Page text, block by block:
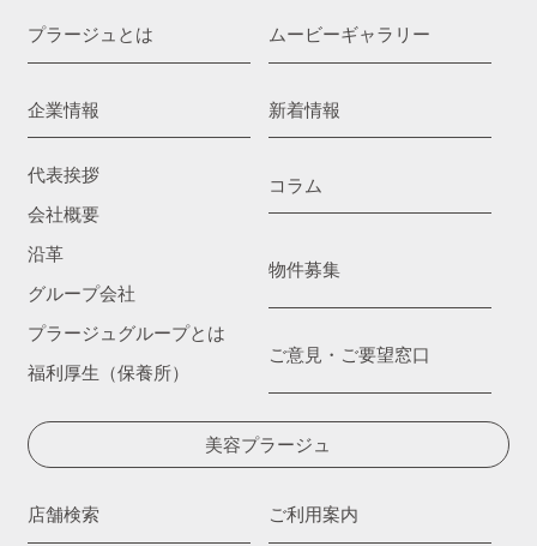
プラージュとは
企業情報
代表挨拶
会社概要
沿革
グループ会社
プラージュグループとは
福利厚生（保養所）
ムービーギャラリー
新着情報
コラム
物件募集
ご意見・ご要望窓口
美容プラージュ
店舗検索 ご利用案内